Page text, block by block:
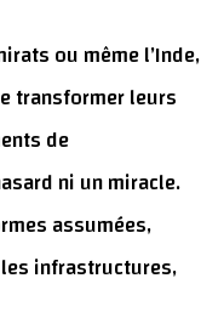
ou même l’Inde,
transformer leurs
de
ni un miracle.
assumées,
infrastructures,